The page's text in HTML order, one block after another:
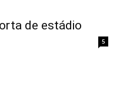
de estádio
5